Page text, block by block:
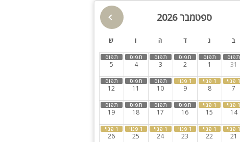
ספטמבר 2026
ב ג ד ה ו ש
31
1
2
3
4
5
7
8
9
10
11
12
14
15
16
17
18
19
21
22
23
24
25
26